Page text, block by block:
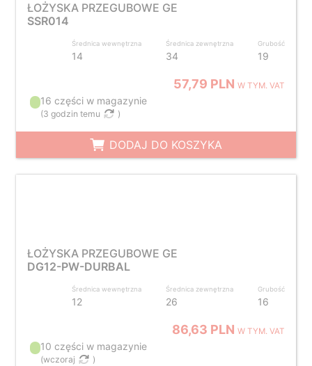
ŁOŻYSKA PRZEGUBOWE GE
SSR014
Średnica wewnętrzna
14
Średnica zewnętrzna
34
Grubość
19
57,79 PLNW TYM. VAT
16 części w magazynie
(3 godzin temu )
DODAJ DO KOSZYKA
ŁOŻYSKA PRZEGUBOWE GE
DG12-PW-DURBAL
Średnica wewnętrzna
12
Średnica zewnętrzna
26
Grubość
16
86,63 PLNW TYM. VAT
10 części w magazynie
(wczoraj )